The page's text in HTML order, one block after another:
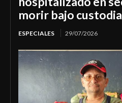
morir bajo
ESPECIALES 29/07/2026